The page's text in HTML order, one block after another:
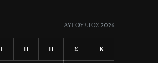
ΑΎΓΟΥΣΤΟΣ 2026
Π Π Σ Κ